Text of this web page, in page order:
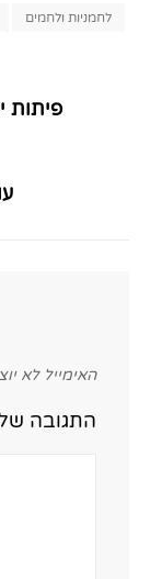
Categories
לחמניות ולחמים
פיתות
האימייל לא
התגובה